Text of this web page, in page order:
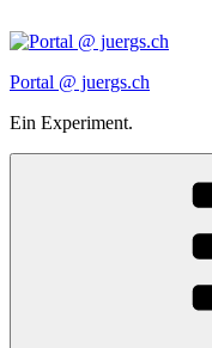
Inhalt
Portal @ juergs.ch
Ein Experiment.